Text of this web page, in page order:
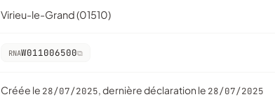
Virieu-le-Grand (01510)
RNAW011006500
Créée le 28/07/2025, dernière déclaration le 28/07/2025